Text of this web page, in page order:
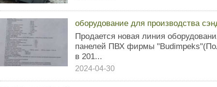
оборудование для производства
Продается новая линия
панелей ПВХ фирмы
в 201...
2024-04-30